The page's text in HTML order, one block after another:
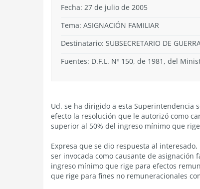
Fecha: 27 de julio de 2005
Tema: ASIGNACIÓN FAMILIAR
Destinatario: SUBSECRETARIO DE
Fuentes: D.F.L. Nº 150, de 1981, del
Ud. se ha dirigido a esta Superintendencia
efecto la resolución que le autorizó como
superior al 50% del ingreso mínimo que
Expresa que se dio respuesta al
ser invocada como causante de
ingreso mínimo que rige para efectos
que rige para fines no remuneracionales